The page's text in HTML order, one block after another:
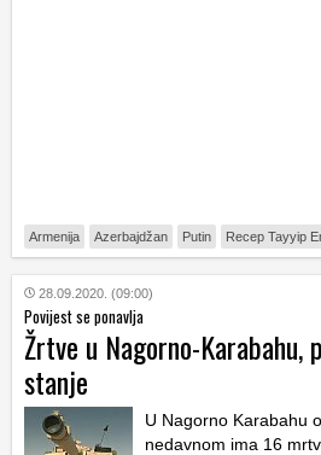
Armenija Azerbajdžan Putin Recep Tayyip
28.09.2020. (09:00)
Povijest se ponavlja
Žrtve u Nagorno-Karabahu,
stanje
U Nagorno Karabahu
nedavnom ima 16